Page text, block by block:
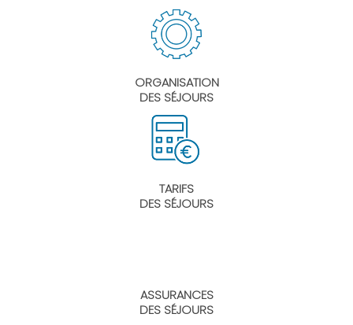
ORGANISATION
DES SÉJOURS
TARIFS
DES SÉJOURS
ASSURANCES
DES SÉJOURS